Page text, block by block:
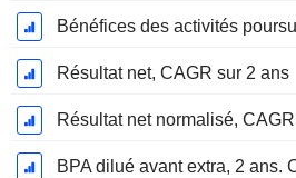
Résultat net, CAGR sur 2 ans
Résultat net normalisé,
BPA dilué avant extra, 2 ans.